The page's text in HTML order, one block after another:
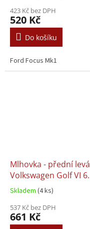
423 Kč bez DPH
520 Kč
Do košíku
Ford Focus Mk1
Mlhovka - přední levá
Volkswagen Golf VI 6
Caddy Jetta Tiguan
Touareg
Skladem (4 ks)
537 Kč bez DPH
661 Kč